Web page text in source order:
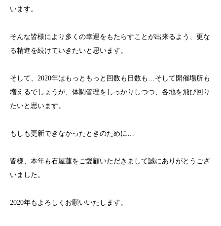
います。
そんな皆様により多くの幸運をもたらすことが出来るよう、更な
る精進を続けていきたいと思います。
そして、2020年はもっともっと回数も日数も…そして開催場所も
増えるでしょうが、体調管理をしっかりしつつ、各地を飛び回り
たいと思います。
もしも更新できなかったときのために…
皆様、本年も石屋蓮をご愛顧いただきまして誠にありがとうござ
いました。
2020年もよろしくお願いいたします。